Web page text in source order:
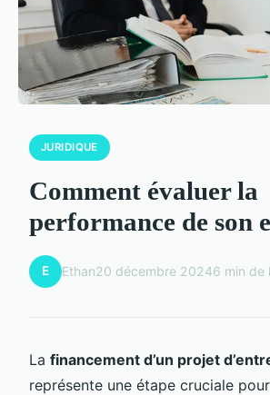
JURIDIQUE
Comment évaluer la
performance de son
E Ethan20 décembre 20246 min de
La financement d’un projet
représente une étape cruciale